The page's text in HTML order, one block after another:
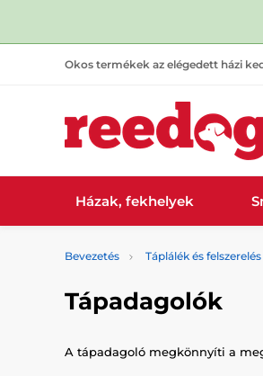
Okos termékek az elégedett házi
Házak, fekhelyek
Bevezetés Táplálék és felszerelés
Tápadagolók
A tápadagoló megkönnyíti a